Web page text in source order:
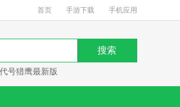
首页 手游下载 手机应用
号猎鹰最新版